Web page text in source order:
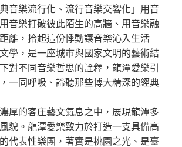
音樂流行化、流行音樂交響化」用音
音樂打破彼此陌生的高牆、用音樂融
離，拾起這份悸動讓音樂沁入生活
學，是一座城市與國家文明的藝術結
對不同音樂哲思的詮釋，龍潭愛樂引
一同呼吸、諦聽那些博大精深的經典
厚的客庄藝文氣息之中，展現龍潭多
貌。龍潭愛樂致力於打造一支具備高
代表性樂團，著實是桃園之光、是臺